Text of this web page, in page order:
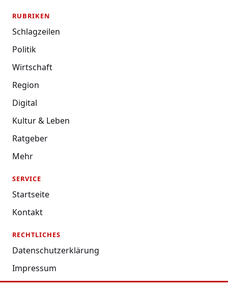
RUBRIKEN
Schlagzeilen
Politik
Wirtschaft
Region
Digital
Kultur & Leben
Ratgeber
Mehr
SERVICE
Startseite
Kontakt
RECHTLICHES
Datenschutzerklärung
Impressum
Nutzungsbedingungen